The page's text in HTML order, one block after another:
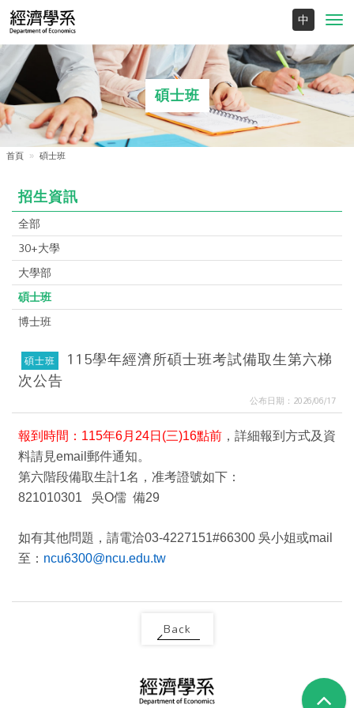
碩士班
首頁 碩士班
招生資訊
全部
30+大學
大學部
碩士班
博士班
碩士班 115學年經濟所碩士班考試備取生第六梯
次公告
公布日期：2026/06/17
報到時間：115年6月24日(三)16點前 ，詳細報到方式及資
料請見email郵件通知。
第六階段備取生計1名，准考證號如下：
821010301 吳O儒 備29
如有其他問題，請電洽03-4227151#66300 吳小姐或mail
至： ncu6300@ncu.edu.tw
Back